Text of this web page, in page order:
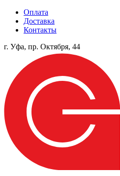
Оплата
Доставка
Контакты
г. Уфа, пр. Октября, 44